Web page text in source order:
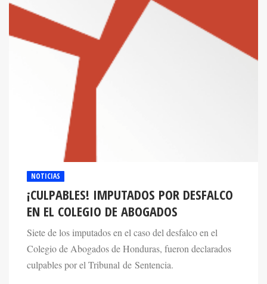
NOTICIAS
¡CULPABLES! IMPUTADOS POR DESFALCO
EN EL COLEGIO DE ABOGADOS
Siete de los imputados en el caso del desfalco en el
Colegio de Abogados de Honduras, fueron declarados
culpables por el Tribunal de Sentencia.